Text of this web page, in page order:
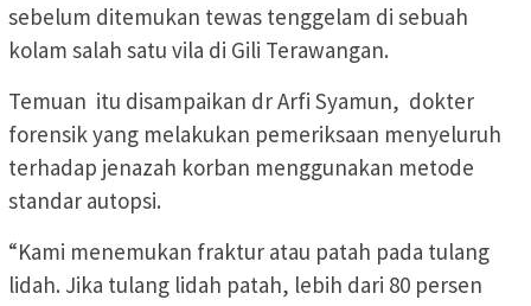
sebelum ditemukan tewas tenggelam di sebuah
kolam salah satu vila di Gili Terawangan.
Temuan itu disampaikan dr Arfi Syamun, dokter
forensik yang melakukan pemeriksaan menyeluruh
terhadap jenazah korban menggunakan metode
standar autopsi.
“Kami menemukan fraktur atau patah pada tulang
lidah. Jika tulang lidah patah, lebih dari 80 persen